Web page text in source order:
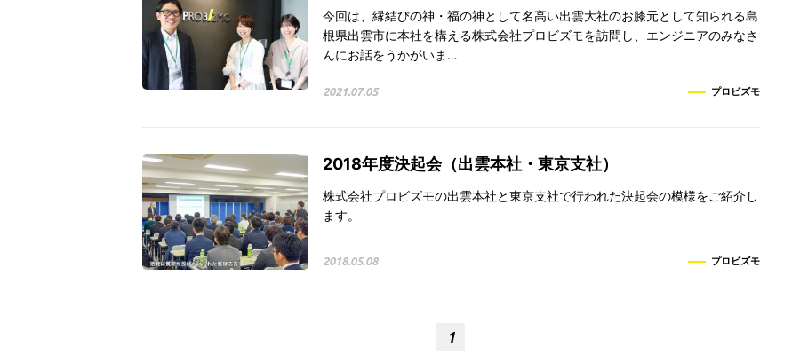
今回は、縁結びの神・福の神として名高い出雲大社のお膝元として知られる島
根県出雲市に本社を構える株式会社プロビズモを訪問し、エンジニアのみなさ
んにお話をうかがいま…
2021.07.05 プロビズモ
2018年度決起会（出雲本社・東京支社）
株式会社プロビズモの出雲本社と東京支社で行われた決起会の模様をご紹介し
ます。
2018.05.08 プロビズモ
1